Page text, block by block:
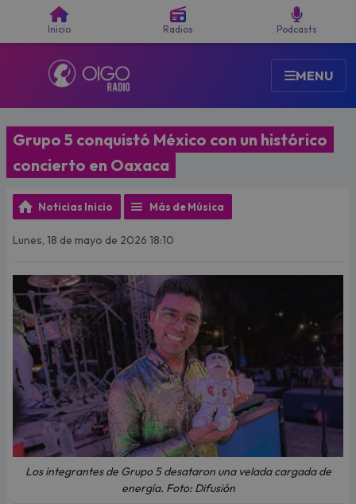
Inicio Radios Podcasts
MENU
Grupo 5 conquistó México con un histórico
concierto en Oaxaca
Noticias Inicio Más de Música
Lunes, 18 de mayo de 2026 18:10
Los integrantes de Grupo 5 desataron una velada cargada de
energía. Foto: Difusión